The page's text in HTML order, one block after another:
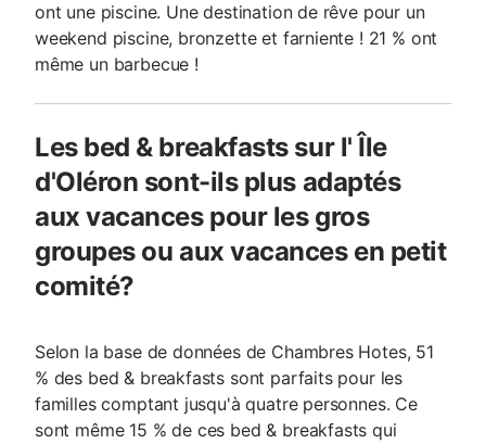
ont une piscine. Une destination de rêve pour un
weekend piscine, bronzette et farniente ! 21 % ont
même un barbecue !
Les bed & breakfasts sur l' Île
d'Oléron sont-ils plus adaptés
aux vacances pour les gros
groupes ou aux vacances en petit
comité?
Selon la base de données de Chambres Hotes, 51
% des bed & breakfasts sont parfaits pour les
familles comptant jusqu'à quatre personnes. Ce
sont même 15 % de ces bed & breakfasts qui